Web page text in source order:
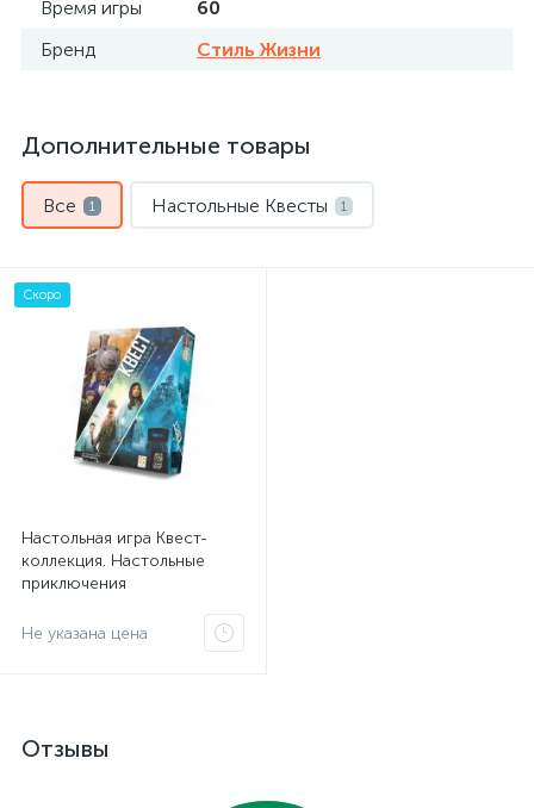
Время игры
60
Бренд
Стиль Жизни
Дополнительные товары
Все 1 Настольные Квесты 1
Скоро
Настольная игра Квест-
коллекция. Настольные
приключения
Не указана цена
Отзывы